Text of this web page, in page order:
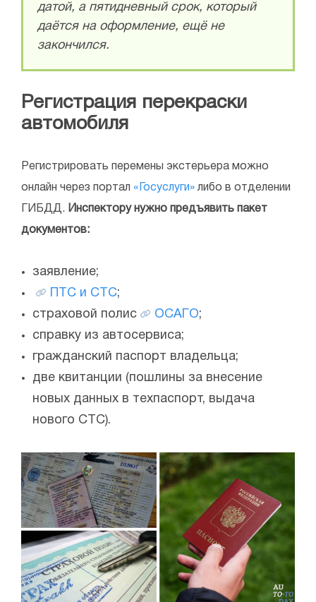
датой, а пятидневный срок, который
даётся на оформление, ещё не
закончился.
Регистрация перекраски
автомобиля
Регистрировать перемены экстерьера можно
онлайн через портал «Госуслуги» либо в отделении
ГИБДД. Инспектору нужно предъявить пакет
документов:
заявление;
ПТС и СТС;
страховой полис
ОСАГО;
справку из автосервиса;
гражданский паспорт владельца;
две квитанции (пошлины за внесение
новых данных в техпаспорт, выдача
нового СТС).